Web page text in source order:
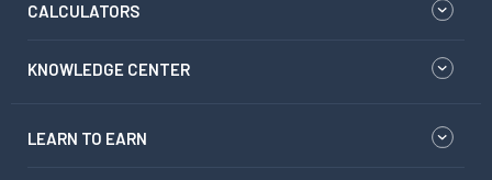
CALCULATORS
KNOWLEDGE CENTER
LEARN TO EARN